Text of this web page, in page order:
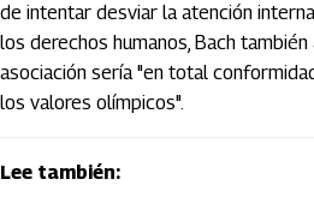
de intentar desviar la atención
los derechos humanos, Bach
asociación sería "en total
los valores olímpicos".
Lee también: